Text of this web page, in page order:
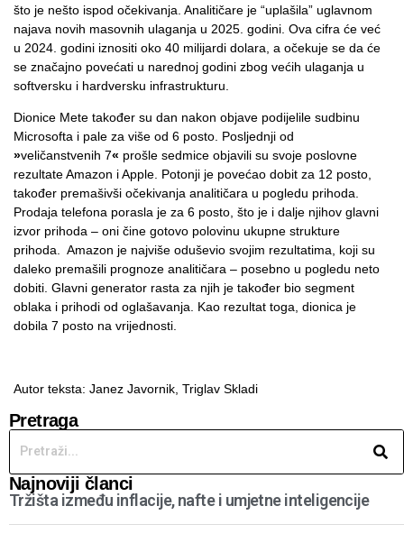
što je nešto ispod očekivanja. Analitičare je “uplašila” uglavnom
najava novih masovnih ulaganja u 2025. godini. Ova cifra će već
u 2024. godini iznositi oko 40 milijardi dolara, a očekuje se da će
se značajno povećati u narednoj godini zbog većih ulaganja u
softversku i hardversku infrastrukturu.
Dionice Mete također su dan nakon objave podijelile sudbinu
Microsofta i pale za više od 6 posto. Posljednji od
»veličanstvenih 7« prošle sedmice objavili su svoje poslovne
rezultate Amazon i Apple. Potonji je povećao dobit za 12 posto,
također premašivši očekivanja analitičara u pogledu prihoda.
Prodaja telefona porasla je za 6 posto, što je i dalje njihov glavni
izvor prihoda – oni čine gotovo polovinu ukupne strukture
prihoda. Amazon je najviše oduševio svojim rezultatima, koji su
daleko premašili prognoze analitičara – posebno u pogledu neto
dobiti. Glavni generator rasta za njih je također bio segment
oblaka i prihodi od oglašavanja. Kao rezultat toga, dionica je
dobila 7 posto na vrijednosti.
Autor teksta: Janez Javornik, Triglav Skladi
Pretraga
Najnoviji članci
Tržišta između inflacije, nafte i umjetne inteligencije